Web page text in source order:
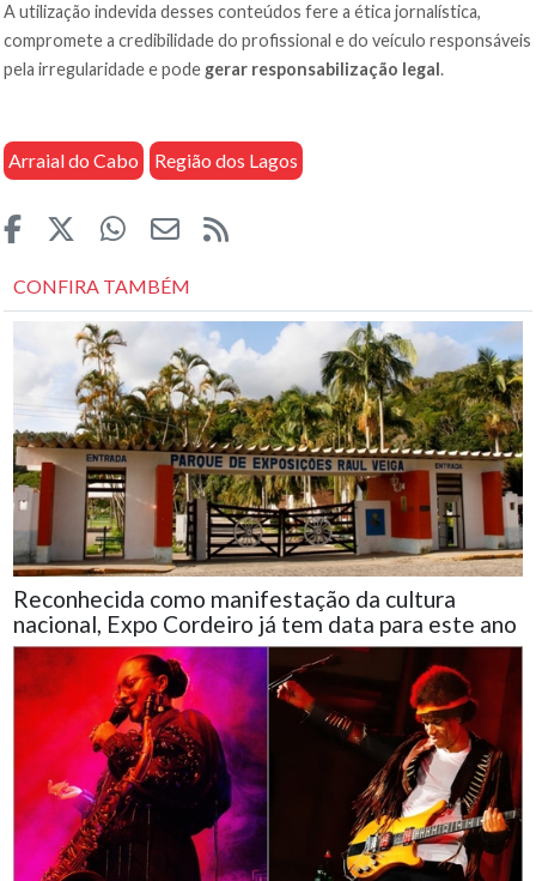
A utilização indevida desses conteúdos fere a ética jornalística,
compromete a credibilidade do profissional e do veículo responsáveis
pela irregularidade e pode gerar responsabilização legal.
Arraial do Cabo Região dos Lagos
CONFIRA TAMBÉM
Reconhecida como manifestação da cultura
nacional, Expo Cordeiro já tem data para este ano